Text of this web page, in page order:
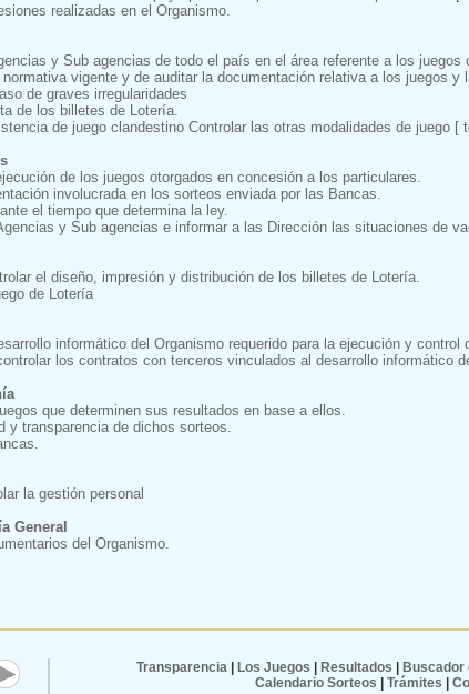
realizadas en el Organismo.
y Sub agencias de todo el país en el área referente a los
vigente y de auditar la documentación relativa a los juegos y
de graves irregularidades
de los billetes de Lotería.
de juego clandestino Controlar las otras modalidades de juego [
de los juegos otorgados en concesión a los particulares.
involucrada en los sorteos enviada por las Bancas.
el tiempo que determina la ley.
y Sub agencias e informar a las Dirección las situaciones de
el diseño, impresión y distribución de los billetes de Lotería.
de Lotería
informático del Organismo requerido para la ejecución y control
los contratos con terceros vinculados al desarrollo informático
que determinen sus resultados en base a ellos.
y transparencia de dichos sorteos.
la gestión personal
General
del Organismo.
Transparencia| Los Juegos Resultados Buscador
Calendario Sorteos
Trámites